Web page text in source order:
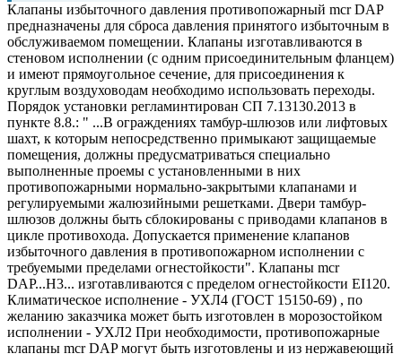
Клапаны избыточного давления противопожарный mcr DAP
предназначены для сброса давления принятого избыточным в
обслуживаемом помещении. Клапаны изготавливаются в
стеновом исполнении (с одним присоединительным фланцем)
и имеют прямоугольное сечение, для присоединения к
круглым воздуховодам необходимо использовать переходы.
Порядок установки регламинтирован СП 7.13130.2013 в
пункте 8.8.: " ...В ограждениях тамбур-шлюзов или лифтовых
шахт, к которым непосредственно примыкают защищаемые
помещения, должны предусматриваться специально
выполненные проемы с установленными в них
противопожарными нормально-закрытыми клапанами и
регулируемыми жалюзийными решетками. Двери тамбур-
шлюзов должны быть сблокированы с приводами клапанов в
цикле противохода. Допускается применение клапанов
избыточного давления в противопожарном исполнении с
требуемыми пределами огнестойкости". Клапаны mcr
DAP...H3... изготавливаются с пределом огнестойкости EI120.
Климатическое исполнение - УХЛ4 (ГОСТ 15150-69) , по
желанию заказчика может быть изготовлен в морозостойком
исполнении - УХЛ2 При необходимости, противопожарные
клапаны mcr DAP могут быть изготовлены и из нержавеющий